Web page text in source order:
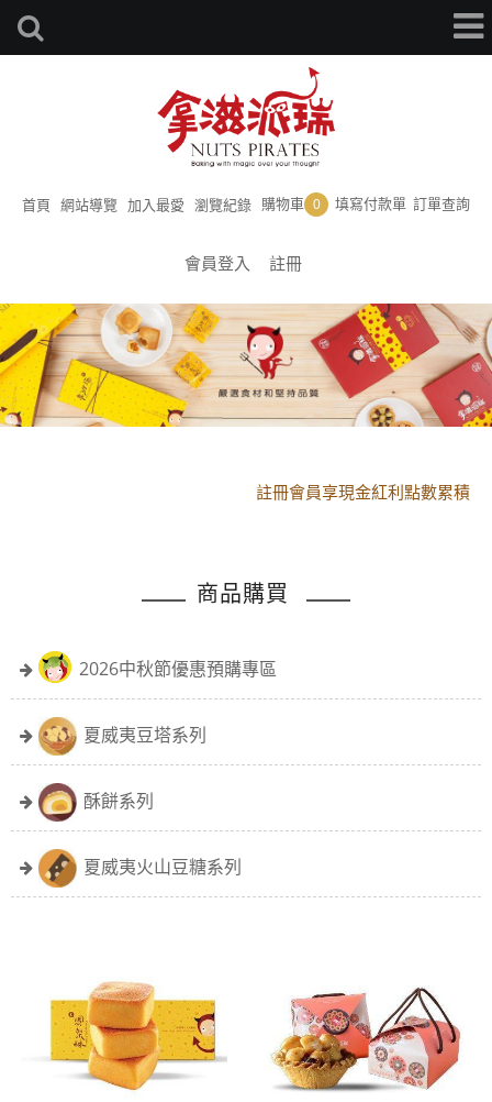
首頁 網站導覽 加入最愛 瀏覽紀錄 購物車 0 填寫付款單 訂單查詢
會員登入 註冊
註冊會員享現金紅利點數累積
商品購買
2026中秋節優惠預購專區
夏威夷豆塔系列
酥餅系列
夏威夷火山豆糖系列